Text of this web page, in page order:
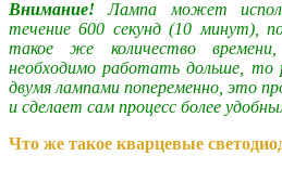
Внимание! Лампа может
течение 600 секунд (10 минут),
такое же количество
необходимо работать дольше, то
двумя лампами попеременно, это
и сделает сам процесс более
Что же такое кварцевые